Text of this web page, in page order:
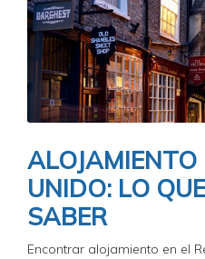
ALOJAMIENTO
UNIDO: LO
SABER
Encontrar alojamiento en el